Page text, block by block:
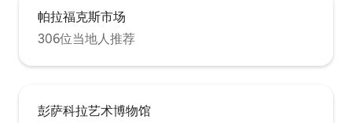
帕拉福克斯市场
306位当地人推荐
彭萨科拉艺术博物馆